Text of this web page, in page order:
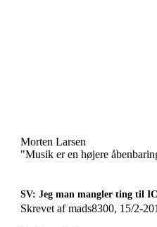
Morten Larsen
"Musik er en højere
SV: Jeg man mangler ting til
Skrevet af mads8300, 15/2-